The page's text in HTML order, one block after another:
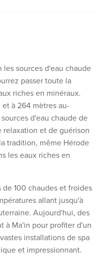
sources d'eau chaude
passer toute la
riches en minéraux.
et à 264 mètres au-
d'eau chaude de
relaxation et de guérison
tradition, même Hérode
les eaux riches en
de 100 chaudes et froides
allant jusqu'à
Aujourd'hui, des
à Ma'in pour profiter d'un
installations de spa
et impressionnant.